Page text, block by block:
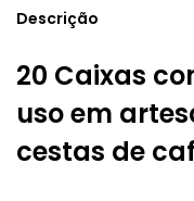
Descrição
20 Caixas
uso em
cestas de